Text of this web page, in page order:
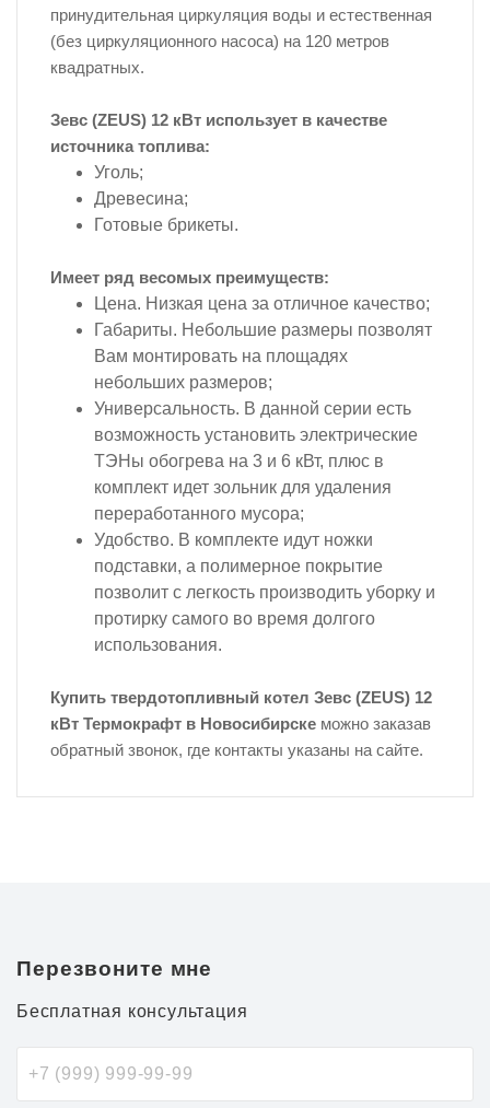
принудительная циркуляция воды и естественная
(без циркуляционного насоса) на 120 метров
квадратных.
Зевс (ZEUS) 12 кВт использует в качестве
источника топлива:
Уголь;
Древесина;
Готовые брикеты.
Имеет ряд весомых преимуществ:
Цена. Низкая цена за отличное качество;
Габариты. Небольшие размеры позволят
Вам монтировать на площадях
небольших размеров;
Универсальность. В данной серии есть
возможность установить электрические
ТЭНы обогрева на 3 и 6 кВт, плюс в
комплект идет зольник для удаления
переработанного мусора;
Удобство. В комплекте идут ножки
подставки, а полимерное покрытие
позволит с легкость производить уборку и
протирку самого во время долгого
использования.
Купить твердотопливный котел Зевс (ZEUS) 12
кВт Термокрафт в Новосибирске можно заказав
обратный звонок, где контакты указаны на сайте.
Перезвоните мне
Бесплатная консультация